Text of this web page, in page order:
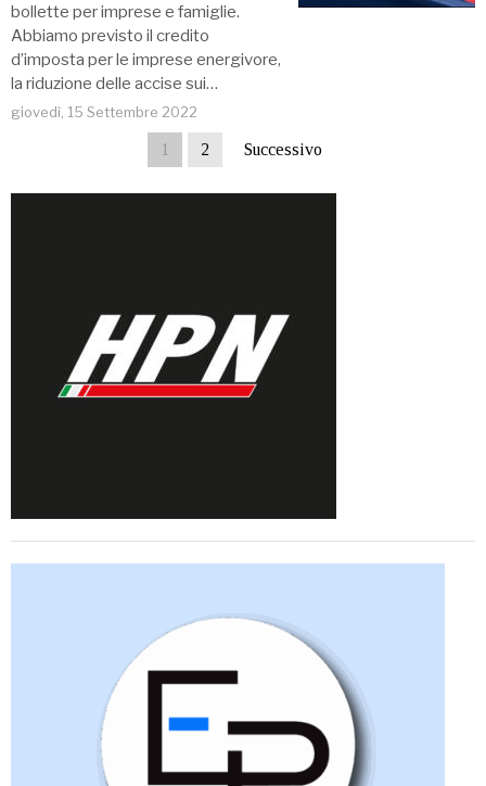
bollette per imprese e famiglie.
Abbiamo previsto il credito
d’imposta per le imprese energivore,
la riduzione delle accise sui…
giovedì, 15 Settembre 2022
1 2 Successivo